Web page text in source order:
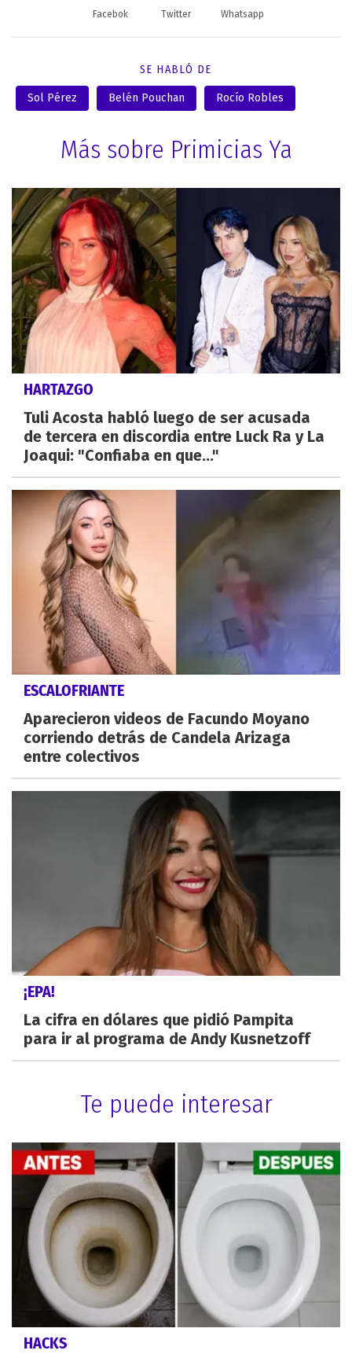
Facebok Twitter Whatsapp
SE HABLÓ DE
Sol Pérez Belén Pouchan Rocío Robles
Más sobre Primicias Ya
HARTAZGO
Tuli Acosta habló luego de ser acusada
de tercera en discordia entre Luck Ra y La
Joaqui: "Confiaba en que..."
ESCALOFRIANTE
Aparecieron videos de Facundo Moyano
corriendo detrás de Candela Arizaga
entre colectivos
¡EPA!
La cifra en dólares que pidió Pampita
para ir al programa de Andy Kusnetzoff
Te puede interesar
HACKS